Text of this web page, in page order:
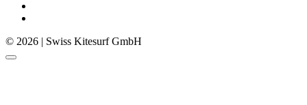
© 2026 | Swiss Kitesurf GmbH